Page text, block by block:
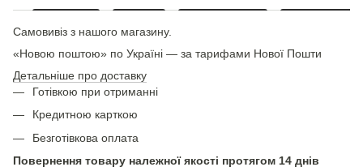
Самовивіз з нашого магазину.
«Новою поштою» по Україні — за тарифами Нової Пошти
Детальніше про доставку
Готівкою при отриманні
Кредитною карткою
Безготівкова оплата
Повернення товару належної якості протягом 14 днів